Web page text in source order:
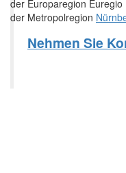
der Europaregion
der Metropolregion
Nehmen Sie